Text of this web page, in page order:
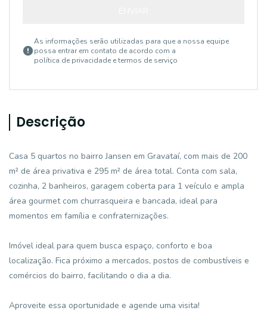
As informações serão utilizadas para que a nossa equipe
possa entrar em contato de acordo com a
política de privacidade e termos de serviço
Descrição
Casa 5 quartos no bairro Jansen em Gravataí, com mais de 200
m² de área privativa e 295 m² de área total. Conta com sala,
cozinha, 2 banheiros, garagem coberta para 1 veículo e ampla
área gourmet com churrasqueira e bancada, ideal para
momentos em família e confraternizações.
Imóvel ideal para quem busca espaço, conforto e boa
localização. Fica próximo a mercados, postos de combustíveis e
comércios do bairro, facilitando o dia a dia.
Aproveite essa oportunidade e agende uma visita!